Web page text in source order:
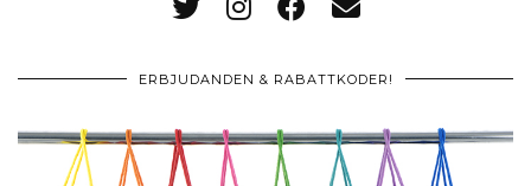
ERBJUDANDEN & RABATTKODER!